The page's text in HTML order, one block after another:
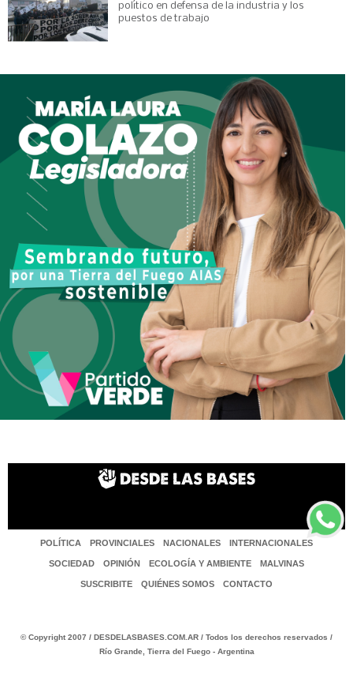
político en defensa de la industria y los
puestos de trabajo
POLÍTICA PROVINCIALES NACIONALES INTERNACIONALES
SOCIEDAD OPINIÓN ECOLOGÍA Y AMBIENTE MALVINAS
SUSCRIBITE QUIÉNES SOMOS CONTACTO
© Copyright 2007 / DESDELASBASES.COM.AR / Todos los derechos reservados /
Río Grande, Tierra del Fuego - Argentina